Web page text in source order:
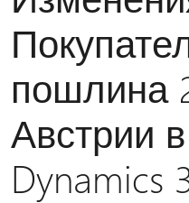
пошлина
Австрии
Dynamics